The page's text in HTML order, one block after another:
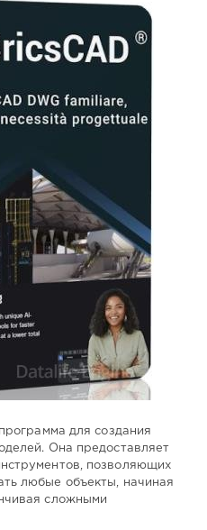
для создания
Она предоставляет
позволяющих
любые объекты, начиная
сложными